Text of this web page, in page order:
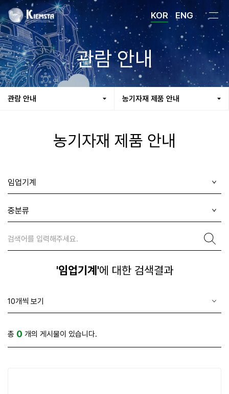
KOR ENG
관람 안내
관람 안내 농기자재 제품 안내
농기자재 제품 안내
'임업기계'에 대한 검색결과
총 0 개의 게시물이 있습니다.